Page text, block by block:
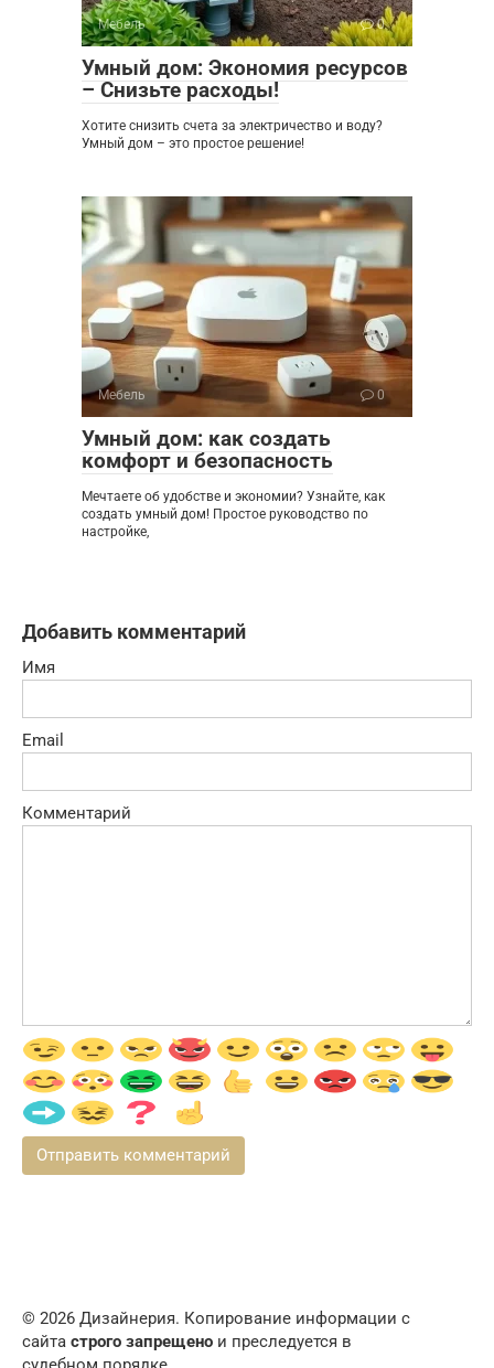
Мебель 0
Умный дом: Экономия ресурсов
– Снизьте расходы!
Хотите снизить счета за электричество и воду?
Умный дом – это простое решение!
Мебель 0
Умный дом: как создать
комфорт и безопасность
Мечтаете об удобстве и экономии? Узнайте, как
создать умный дом! Простое руководство по
настройке,
Добавить комментарий
Имя
Email
Комментарий
© 2026 Дизайнерия. Копирование информации с
сайта строго запрещено и преследуется в